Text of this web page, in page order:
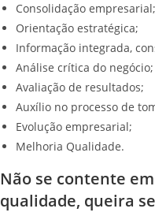
Consolidação empresarial;
Orientação estratégica;
Informação integrada,
Análise crítica do negócio;
Avaliação de resultados;
Auxílio no processo de
Evolução empresarial;
Melhoria Qualidade.
Não se contente
qualidade, queira